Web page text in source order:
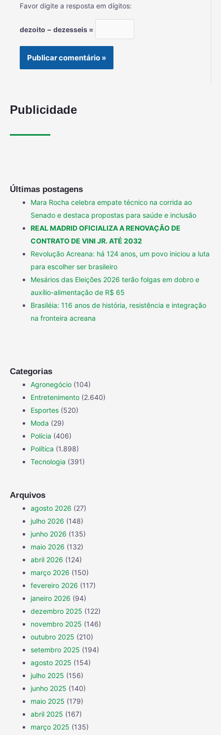
Favor digite a resposta em dígitos:
dezoito − dezesseis =
Publicidade
Últimas postagens
Mara Rocha celebra empate técnico na corrida ao
Senado e destaca propostas para saúde e inclusão
REAL MADRID OFICIALIZA A RENOVAÇÃO DE
CONTRATO DE VINI JR. ATÉ 2032
Revolução Acreana: há 124 anos, um povo iniciou a luta
para escolher ser brasileiro
Mesários das Eleições 2026 terão folgas em dobro e
auxílio-alimentação de R$ 65
Brasiléia: 116 anos de história, resistência e integração
na fronteira acreana
Categorias
Agronegócio (104)
Entretenimento (2.640)
Esportes (520)
Moda (29)
Polícia (406)
Política (1.898)
Tecnologia (391)
Arquivos
agosto 2026 (27)
julho 2026 (148)
junho 2026 (135)
maio 2026 (132)
abril 2026 (124)
março 2026 (150)
fevereiro 2026 (117)
janeiro 2026 (94)
dezembro 2025 (122)
novembro 2025 (146)
outubro 2025 (210)
setembro 2025 (194)
agosto 2025 (154)
julho 2025 (156)
junho 2025 (140)
maio 2025 (179)
abril 2025 (167)
março 2025 (135)